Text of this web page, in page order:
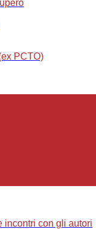
PCTO)
incontri con gli autori